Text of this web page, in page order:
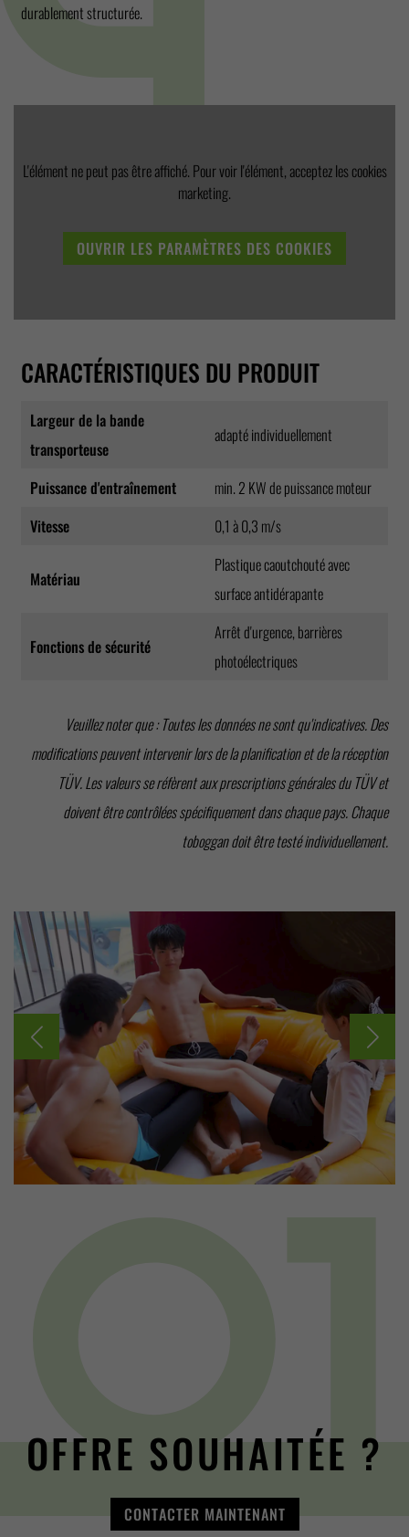
durablement structurée.
L'élément ne peut pas être affiché. Pour voir l'élément, acceptez les cookies
marketing.
OUVRIR LES PARAMÈTRES DES COOKIES
CARACTÉRISTIQUES DU PRODUIT
Largeur de la bande
transporteuse
adapté individuellement
Puissance d'entraînement
min. 2 KW de puissance moteur
Vitesse
0,1 à 0,3 m/s
Matériau
Plastique caoutchouté avec
surface antidérapante
Fonctions de sécurité
Arrêt d'urgence, barrières
photoélectriques
Veuillez noter que : Toutes les données ne sont qu'indicatives. Des
modifications peuvent intervenir lors de la planification et de la réception
TÜV. Les valeurs se réfèrent aux prescriptions générales du TÜV et
doivent être contrôlées spécifiquement dans chaque pays. Chaque
toboggan doit être testé individuellement.
OFFRE SOUHAITÉE ?
CONTACTER MAINTENANT